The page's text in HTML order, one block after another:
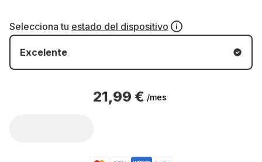
Selecciona tu estado del dispositivo
Excelente
21,99 € /mes